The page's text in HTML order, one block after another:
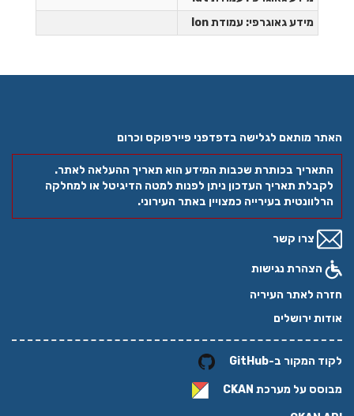
מידע גאוגרפי: עמודת lon
האתר מותאם לגלישה בדפדפני פיירפוקס וכרום
התאריך בכותרת שכבות המידע הוא תאריך ההעלאה לאתר.
לקבלת תאריך העדכון ניתן לפנות למטה הדיגיטל או למחלקה
הרלוונטית בעירייה כמצויין באתר העירוני.
צרו קשר
הצהרת נגישות
חזרה לאתר העיריה
אודות ירושלים
לקוד המקור ב-GitHub
מבוסס על מערכת CKAN